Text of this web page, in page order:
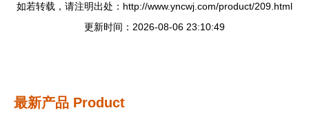
如若转载，请注明出处：http://www.yncwj.com/product/209.html
更新时间：2026-08-06 23:10:49
最新产品 Product